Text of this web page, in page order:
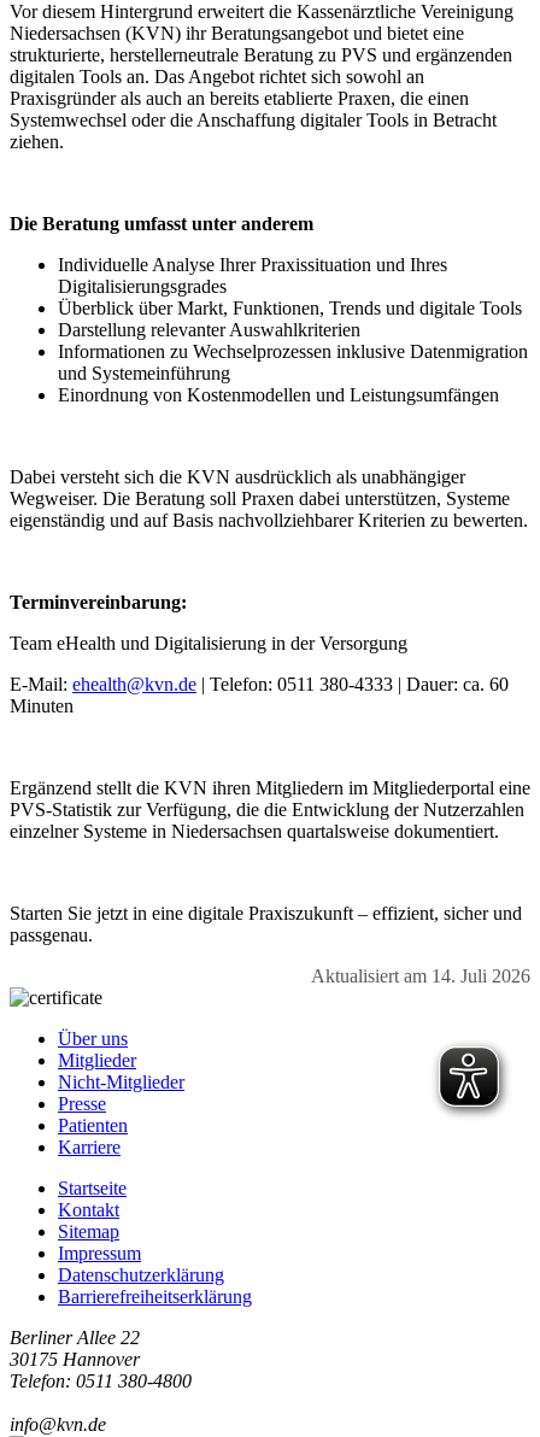
Vor diesem Hintergrund erweitert die Kassenärztliche Vereinigung
Niedersachsen (KVN) ihr Beratungsangebot und bietet eine
strukturierte, herstellerneutrale Beratung zu PVS und ergänzenden
digitalen Tools an. Das Angebot richtet sich sowohl an
Praxisgründer als auch an bereits etablierte Praxen, die einen
Systemwechsel oder die Anschaffung digitaler Tools in Betracht
ziehen.
Die Beratung umfasst unter anderem
Individuelle Analyse Ihrer Praxissituation und Ihres
Digitalisierungsgrades
Überblick über Markt, Funktionen, Trends und digitale Tools
Darstellung relevanter Auswahlkriterien
Informationen zu Wechselprozessen inklusive Datenmigration
und Systemeinführung
Einordnung von Kostenmodellen und Leistungsumfängen
Dabei versteht sich die KVN ausdrücklich als unabhängiger
Wegweiser. Die Beratung soll Praxen dabei unterstützen, Systeme
eigenständig und auf Basis nachvollziehbarer Kriterien zu bewerten.
Terminvereinbarung:
Team eHealth und Digitalisierung in der Versorgung
E-Mail: ehealth@kvn.de | Telefon: 0511 380-4333 | Dauer: ca. 60
Minuten
Ergänzend stellt die KVN ihren Mitgliedern im Mitgliederportal eine
PVS-Statistik zur Verfügung, die die Entwicklung der Nutzerzahlen
einzelner Systeme in Niedersachsen quartalsweise dokumentiert.
Starten Sie jetzt in eine digitale Praxiszukunft – effizient, sicher und
passgenau.
Aktualisiert am 14. Juli 2026
Über uns
Mitglieder
Nicht-Mitglieder
Presse
Patienten
Karriere
Startseite
Kontakt
Sitemap
Impressum
Datenschutzerklärung
Barrierefreiheitserklärung
Berliner Allee 22
30175 Hannover
Telefon: 0511 380-4800
info@kvn.de